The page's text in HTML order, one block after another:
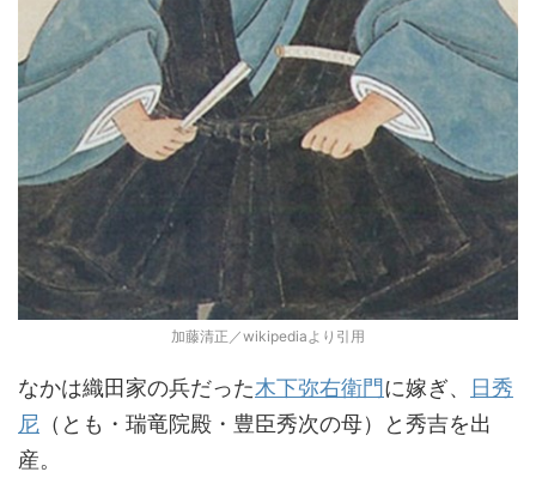
加藤清正／wikipediaより引用
なかは織田家の兵だった木下弥右衛門に嫁ぎ、
日秀
尼 （とも・瑞竜院殿・豊臣秀次の母）と秀吉を出
産。